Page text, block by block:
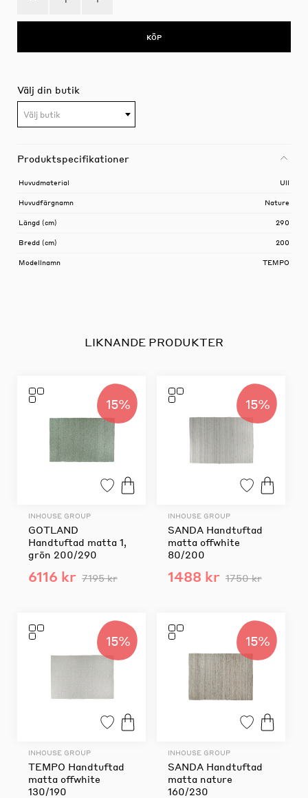
KÖP
Välj din butik
Välj butik
Produktspecifikationer
Huvudmaterial Ull
Huvudfärgnamn Nature
Längd (cm) 290
Bredd (cm) 200
Modellnamn TEMPO
LIKNANDE PRODUKTER
15%
INHOUSE GROUP
GOTLAND
Handtuftad matta 1,
grön 200/290
6116 kr 7195 kr
15%
INHOUSE GROUP
SANDA Handtuftad
matta offwhite
80/200
1488 kr 1750 kr
15%
INHOUSE GROUP
TEMPO Handtuftad
matta offwhite
130/190
15%
INHOUSE GROUP
SANDA Handtuftad
matta nature
160/230